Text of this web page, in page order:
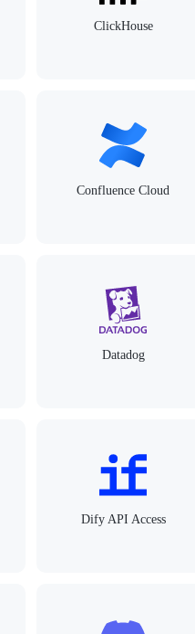
ClickHouse
Confluence Cloud
Datadog
Dify API Access